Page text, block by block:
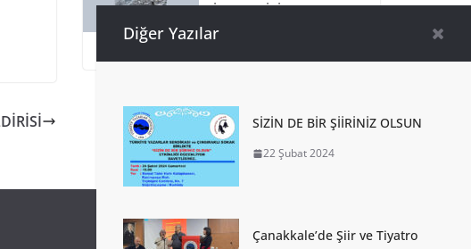
İSYANIN İÇİNDE!
Diğer Yazılar
SİZİN DE BİR ŞİİRİNİZ OLSUN
22 Şubat 2024
Çanakkale’de Şiir ve Tiyatro